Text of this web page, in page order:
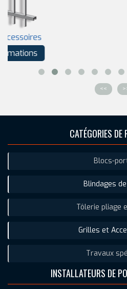
Plus
<<
CATÉGORIES DE
Blocs-
Blindages
Tôlerie pliage
Grilles et
Travaux
INSTALLATEURS DE